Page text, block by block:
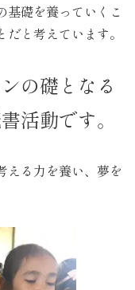
基礎を養っていくこ
と考えています。
の礎となる
活動です。
える力を養い、夢を